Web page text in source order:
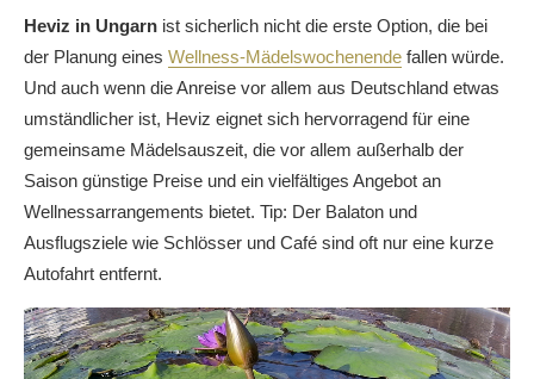
Heviz in Ungarn ist sicherlich nicht die erste Option, die bei
der Planung eines Wellness-Mädelswochenende fallen würde.
Und auch wenn die Anreise vor allem aus Deutschland etwas
umständlicher ist, Heviz eignet sich hervorragend für eine
gemeinsame Mädelsauszeit, die vor allem außerhalb der
Saison günstige Preise und ein vielfältiges Angebot an
Wellnessarrangements bietet. Tip: Der Balaton und
Ausflugsziele wie Schlösser und Café sind oft nur eine kurze
Autofahrt entfernt.